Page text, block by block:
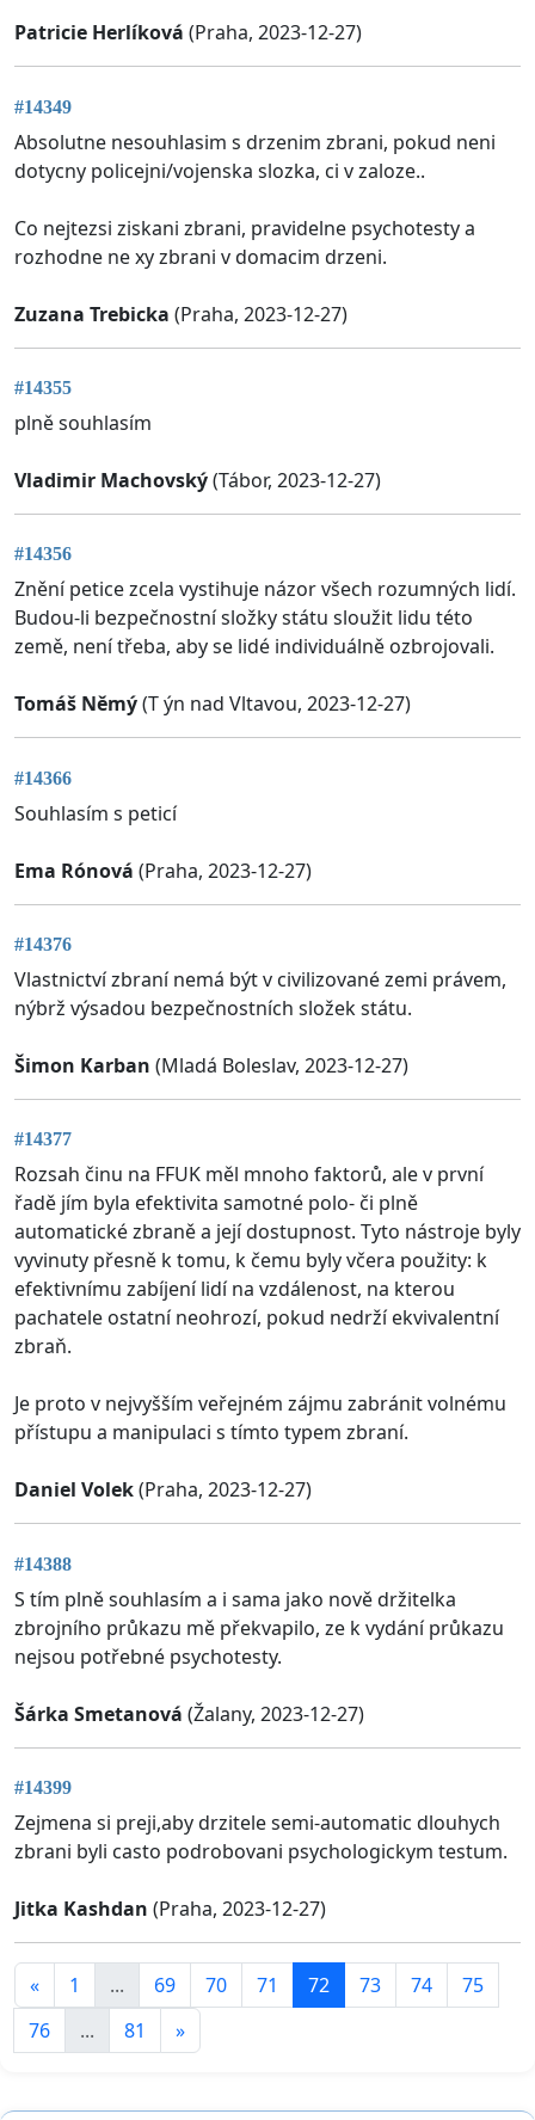
Patricie Herlíková (Praha, 2023-12-27)
#14349
Absolutne nesouhlasim s drzenim zbrani, pokud neni
dotycny policejni/vojenska slozka, ci v zaloze..
Co nejtezsi ziskani zbrani, pravidelne psychotesty a
rozhodne ne xy zbrani v domacim drzeni.
Zuzana Trebicka (Praha, 2023-12-27)
#14355
plně souhlasím
Vladimir Machovský(Tábor, 2023-12-27)
#14356
Znění petice zcela vystihuje názor všech rozumných lidí.
Budou-li bezpečnostní složky státu sloužit lidu této
země, není třeba, aby se lidé individuálně ozbrojovali.
Tomáš Němý(T ýn nad Vltavou, 2023-12-27)
#14366
Souhlasím s peticí
Ema Rónová (Praha, 2023-12-27)
#14376
Vlastnictví zbraní nemá být v civilizované zemi právem,
nýbrž výsadou bezpečnostních složek státu.
Šimon Karban (Mladá Boleslav, 2023-12-27)
#14377
Rozsah činu na FFUK měl mnoho faktorů, ale v první
řadě jím byla efektivita samotné polo- či plně
automatické zbraně a její dostupnost. Tyto nástroje byly
vyvinuty přesně k tomu, k čemu byly včera použity: k
efektivnímu zabíjení lidí na vzdálenost, na kterou
pachatele ostatní neohrozí, pokud nedrží ekvivalentní
zbraň.
Je proto v nejvyšším veřejném zájmu zabránit volnému
přístupu a manipulaci s tímto typem zbraní.
Daniel Volek(Praha, 2023-12-27)
#14388
S tím plně souhlasím a i sama jako nově držitelka
zbrojního průkazu mě překvapilo, ze k vydání průkazu
nejsou potřebné psychotesty.
Šárka Smetanová (Žalany, 2023-12-27)
#14399
Zejmena si preji,aby drzitele semi-automatic dlouhych
zbrani byli casto podrobovani psychologickym testum.
Jitka Kashdan (Praha, 2023-12-27)
« 1 ... 69 70 71 72 73 74
75
76
... 81 »